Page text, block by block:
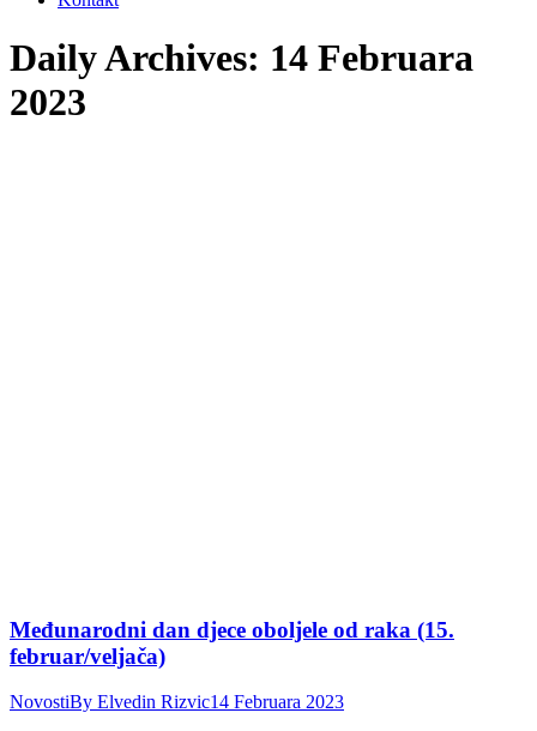
Daily Archives: 14 Februara
2023
Međunarodni dan djece oboljele od raka (15.
februar/veljača)
NovostiBy Elvedin Rizvic14 Februara 2023